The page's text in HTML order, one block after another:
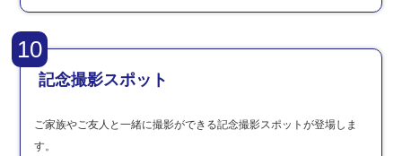
10
記念撮影スポット
ご家族やご友人と一緒に撮影ができる記念撮影スポットが登場しま
す。